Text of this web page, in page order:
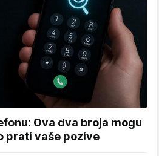
Ova dva broja mogu
prati vaše pozive